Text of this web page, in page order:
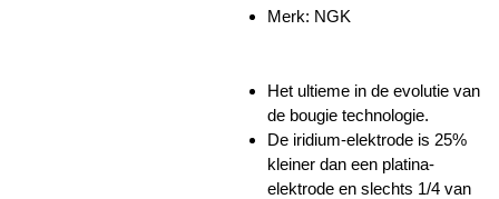
Merk: NGK
Het ultieme in de evolutie van
de bougie technologie.
De iridium-elektrode is 25%
kleiner dan een platina-
elektrode en slechts 1/4 van